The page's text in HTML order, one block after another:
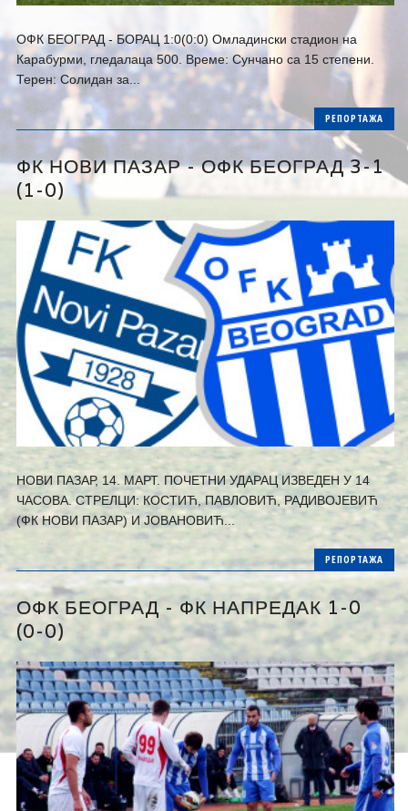
ОФК БЕОГРАД - БОРАЦ 1:0(0:0) Омладински стадион на
Карабурми, гледалаца 500. Време: Сунчано са 15 степени.
Терен: Солидан за...
РЕПОРТАЖА
ФК НОВИ ПАЗАР - ОФК БЕОГРАД 3-1
(1-0)
НОВИ ПАЗАР, 14. МАРТ. ПОЧЕТНИ УДАРАЦ ИЗВЕДЕН У 14
ЧАСОВА. СТРЕЛЦИ: КОСТИЋ, ПАВЛОВИЋ, РАДИВОЈЕВИЋ
(ФК НОВИ ПАЗАР) И ЈОВАНОВИЋ...
РЕПОРТАЖА
ОФК БЕОГРАД - ФК НАПРЕДАК 1-0
(0-0)